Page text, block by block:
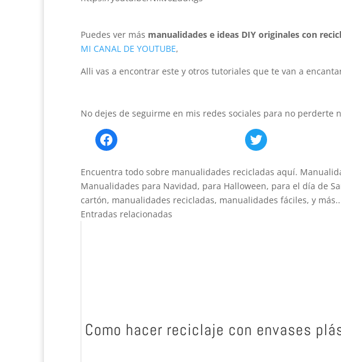
Puedes ver más manualidades e ideas DIY originales con
MI CANAL DE YOUTUBE,
Alli vas a encontrar este y otros tutoriales que te van a
No dejes de seguirme en mis redes sociales para no perderte
Facebook Twitter
Encuentra todo sobre manualidades recicladas aquí.
Manualidades para Navidad, para Halloween, para el día de
cartón, manualidades recicladas, manualidades fáciles, y más..
Entradas relacionadas
Como hacer reciclaje con envases